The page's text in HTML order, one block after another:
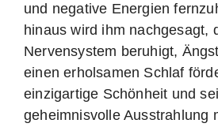
und negative Energien
hinaus wird ihm nachgesagt,
Nervensystem beruhigt,
einen erholsamen Schlaf
einzigartige Schönheit und
geheimnisvolle Ausstrahlung